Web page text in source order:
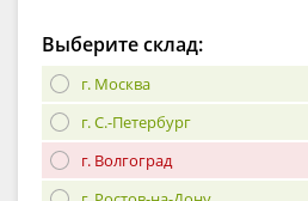
Выберите склад:
г. Москва
г. С.-Петербург
г. Волгоград